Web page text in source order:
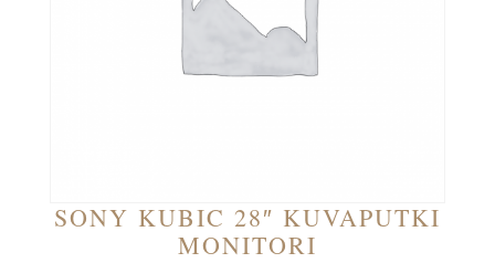
SONY KUBIC 28″ KUVAPUTKI
MONITORI